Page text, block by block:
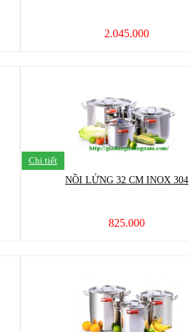
2.045.000
Chi tiết
NỒI LỬNG 32 CM INOX 304
825.000